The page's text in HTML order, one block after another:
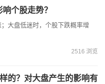
个股走势？
2516 浏览
的？对大盘产生的影响有